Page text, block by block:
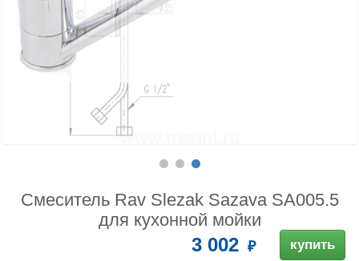
Смеситель Rav Slezak Sazava SA005.5
для кухонной мойки
3 002 купить